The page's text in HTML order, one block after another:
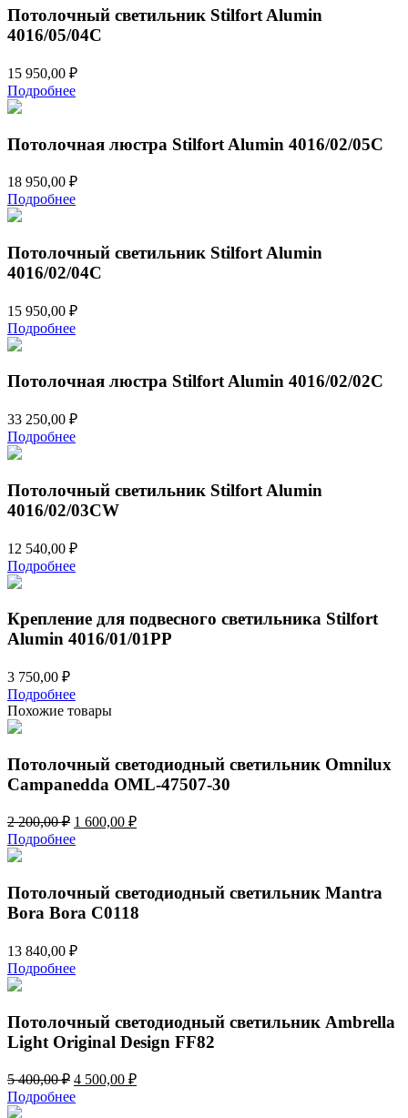
Потолочный светильник Stilfort Alumin
4016/05/04C
15 950,00 ₽
Подробнее
Потолочная люстра Stilfort Alumin 4016/02/05C
18 950,00 ₽
Подробнее
Потолочный светильник Stilfort Alumin
4016/02/04C
15 950,00 ₽
Подробнее
Потолочная люстра Stilfort Alumin 4016/02/02C
33 250,00 ₽
Подробнее
Потолочный светильник Stilfort Alumin
4016/02/03CW
12 540,00 ₽
Подробнее
Крепление для подвесного светильника Stilfort
Alumin 4016/01/01PP
3 750,00 ₽
Подробнее
Похожие товары
Потолочный светодиодный светильник Omnilux
Campanedda OML-47507-30
2 200,00₽ Первоначальная
цена
составляла
200,00 ₽.
1 600,00 ₽Текущая
Подробнее
Потолочный светодиодный светильник Mantra
Bora Bora C0118
13 840,00 ₽
Подробнее
Потолочный светодиодный светильник Ambrella
Light Original Design FF82
5 400,00₽ Первоначальная
цена
составляла
4 500,00 ₽Текущая
Подробнее